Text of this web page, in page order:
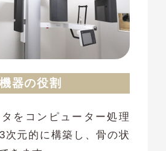
機器の役割
をコンピューター処理
次元的に構築し、骨の状